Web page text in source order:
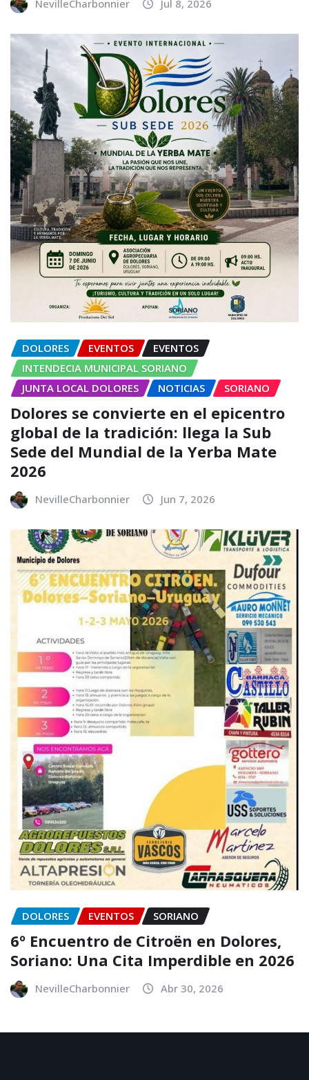
NevilleCharbonnier Jul 8, 2026
DOLORES EVENTOS
EVENTOS
INTENDECIA MUNICIPAL SORIANO
JUNTA LOCAL DOLORES
NOTICIAS SORIANO
Dolores se convierte en el epicentro
global de la tradición: llega la Sub
Sede del Mundial de la Yerba Mate
2026
NevilleCharbonnier Jun 7, 2026
DOLORES EVENTOS SORIANO
6º Encuentro de Citroën en Dolores,
Soriano: Una Cita Imperdible en 2026
NevilleCharbonnier Abr 30, 2026